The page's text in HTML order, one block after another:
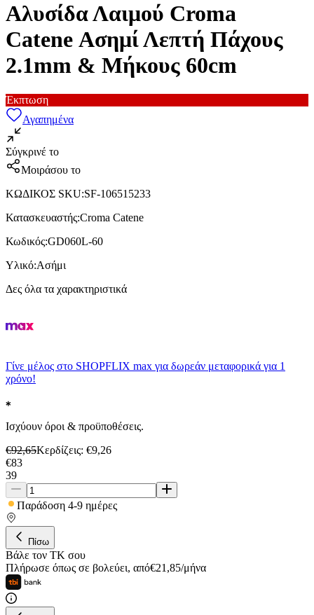
Αλυσίδα Λαιμού Croma
Catene Ασημί Λεπτή Πάχους
2.1mm & Μήκους 60cm
Έκπτωση
Αγαπημένα
Σύγκρινέ το
Μοιράσου το
ΚΩΔΙΚΟΣ SKU:SF-106515233
Κατασκευαστής:Croma Catene
Κωδικός:GD060L-60
Υλικό:Ασήμι
Δες όλα τα χαρακτηριστικά
Γίνε μέλος στο SHOPFLIX max για δωρεάν μεταφορικά για 1
χρόνο!
Ισχύουν όροι & προϋποθέσεις.
€92,65Κερδίζεις: €9,26
€83
39
Παράδοση 4-9 ημέρες
Πίσω
Βάλε τον ΤΚ σου
Πλήρωσε όπως σε βολεύει, από€21,85/μήνα